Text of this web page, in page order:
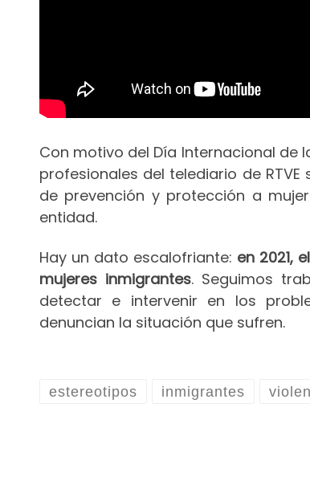
Con motivo del Día Internacional de
profesionales del telediario de
de prevención y protección a
entidad.
Hay un dato escalofriante: en 2021,
mujeres inmigrantes. Seguimos
detectar e intervenir en los
denuncian la situación que sufren.
estereotipos inmigrantes